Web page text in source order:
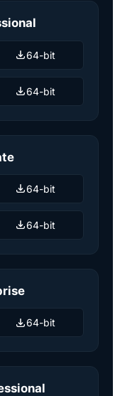
64-bit
64-bit
64-bit
64-bit
64-bit